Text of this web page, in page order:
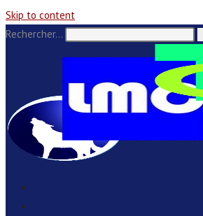
Skip to content
Rechercher…